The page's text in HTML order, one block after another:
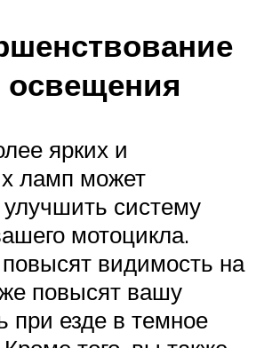
ярких и
ламп может
систему
мотоцикла.
видимость на
повысят вашу
при езде в темное